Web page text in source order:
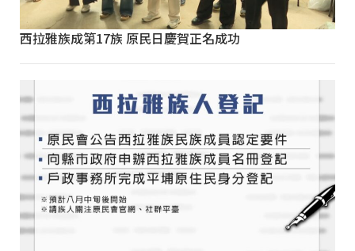
西拉雅族成第17族 原民日慶賀正名成功